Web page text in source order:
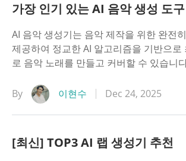
가장 인기 있는 AI 음악 생성 도
AI 음악 생성기는 음악 제작을 위한 완전
제공하여 정교한 AI 알고리즘을 기반으로
로 음악 노래를 만들고 커버할 수 있습니
By 이현수 Dec 24, 2025
[최신] TOP3 AI 랩 생성기 추천